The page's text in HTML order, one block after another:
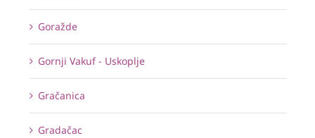
Goražde
Gornji Vakuf - Uskoplje
Gračanica
Gradačac